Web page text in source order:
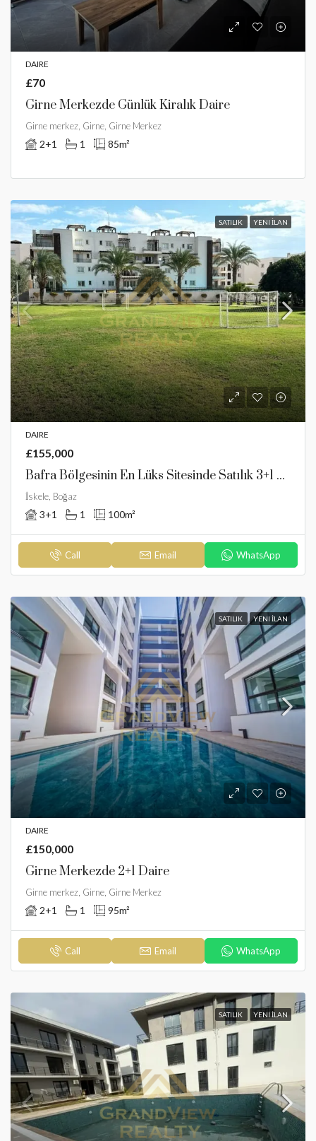
DAIRE
£70
Girne Merkezde Günlük Kiralık Daire
Girne merkez, Girne, Girne Merkez
2+1 1 85m²
SATILIK YENI İLAN
DAIRE
£155,000
Bafra Bölgesinin En Lüks Sitesinde Satılık 3+1 Daire
İskele, Boğaz
3+1 1 100m²
Call Email WhatsApp
SATILIK YENI İLAN
DAIRE
£150,000
Girne Merkezde 2+1 Daire
Girne merkez, Girne, Girne Merkez
2+1 1 95m²
Call Email WhatsApp
SATILIK YENI İLAN